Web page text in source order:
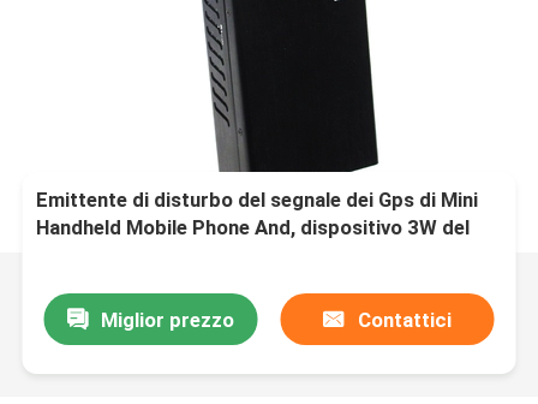
Emittente di disturbo del segnale dei Gps di Mini
Handheld Mobile Phone And, dispositivo 3W del
Miglior prezzo Contattici